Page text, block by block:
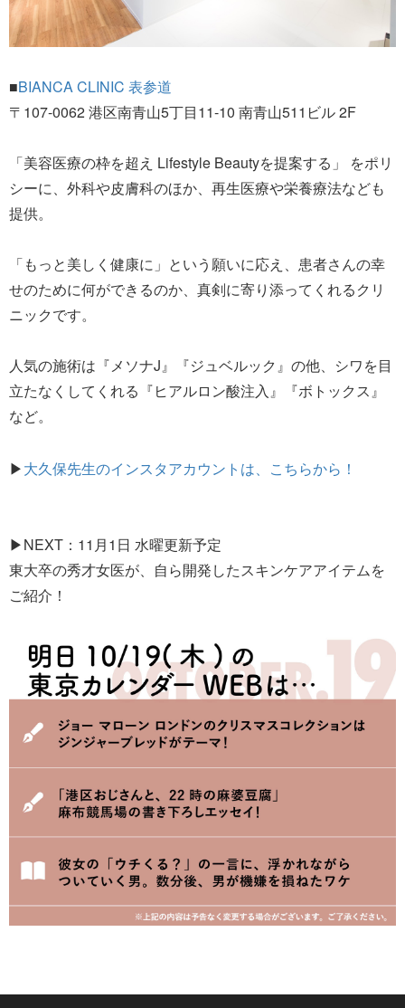
■BIANCA CLINIC 表参道
〒107-0062 港区南青山5丁目11-10 南青山511ビル 2F
「美容医療の枠を超え Lifestyle Beautyを提案する」 をポリ
シーに、外科や皮膚科のほか、再生医療や栄養療法なども
提供。
「もっと美しく健康に」という願いに応え、患者さんの幸
せのために何ができるのか、真剣に寄り添ってくれるクリ
ニックです。
人気の施術は『メソナJ』『ジュベルック』の他、シワを目
立たなくしてくれる『ヒアルロン酸注入』『ボトックス』
など。
▶大久保先生のインスタアカウントは、こちらから！
▶NEXT：11月1日 水曜更新予定
東大卒の秀才女医が、自ら開発したスキンケアアイテムを
ご紹介！